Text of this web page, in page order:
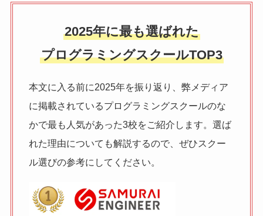
2025年に最も選ばれた
プログラミングスクールTOP3
本文に入る前に2025年を振り返り、弊メディア
に掲載されているプログラミングスクールのな
かで最も人気があった3校をご紹介します。選ば
れた理由についても解説するので、ぜひスクー
ル選びの参考にしてください。